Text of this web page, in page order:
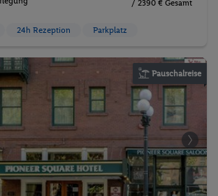
/ 2390 € Gesamt
24h Rezeption Parkplatz
Pauschalreise